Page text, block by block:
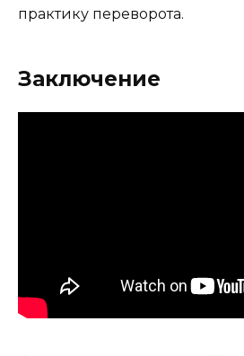
практику переворота.
Заключение